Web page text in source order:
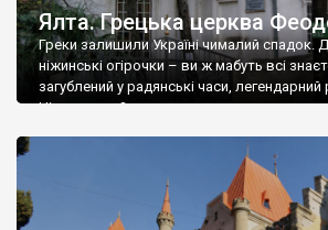
Ялта. Грецька церква
Греки залишили Україні чималий спадок.
ніжинські огірочки – ви ж мабуть всі
загублений у радянські часи,
Ніжин греки?